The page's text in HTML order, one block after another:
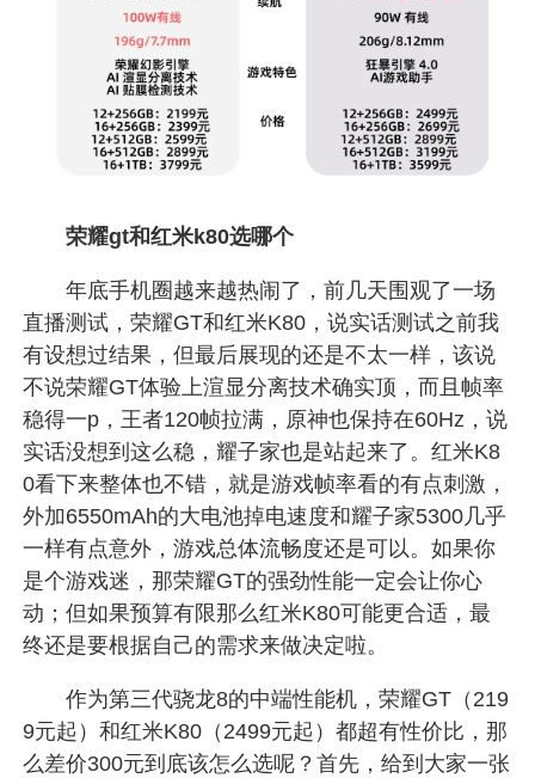
荣耀gt和红米k80选哪个
年底手机圈越来越热闹了，前几天围观了一场
直播测试，荣耀GT和红米K80，说实话测试之前我
有设想过结果，但最后展现的还是不太一样，该说
不说荣耀GT体验上渲显分离技术确实顶，而且帧率
稳得一p，王者120帧拉满，原神也保持在60Hz，说
实话没想到这么稳，耀子家也是站起来了。红米K8
0看下来整体也不错，就是游戏帧率看的有点刺激，
外加6550mAh的大电池掉电速度和耀子家5300几乎
一样有点意外，游戏总体流畅度还是可以。如果你
是个游戏迷，那荣耀GT的强劲性能一定会让你心
动；但如果预算有限那么红米K80可能更合适，最
终还是要根据自己的需求来做决定啦。
作为第三代骁龙8的中端性能机，荣耀GT（219
9元起）和红米K80（2499元起）都超有性价比，那
么差价300元到底该怎么选呢？首先，给到大家一张